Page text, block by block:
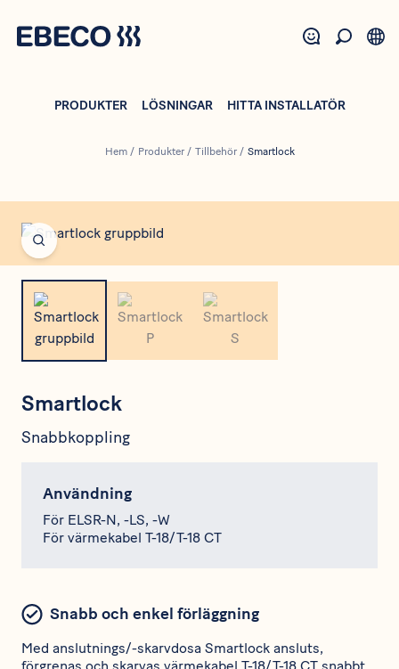
huvudinnehåll
PRODUKTER LÖSNINGAR HITTA INSTALLATÖR
Hem/ Produkter/ Tillbehör/ Smartlock
Open fullscreen
Smartlock
Snabbkoppling
Användning
För ELSR-N, -LS, -W
För värmekabel T-18/T-18 CT
Snabb och enkel förläggning
Med anslutnings/-skarvdosa Smartlock ansluts,